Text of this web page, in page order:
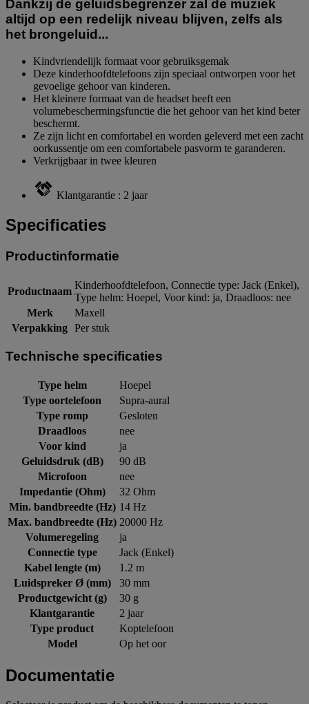
Dankzij de geluidsbegrenzer zal de muziek
altijd op een redelijk niveau blijven, zelfs als
het brongeluid...
Kindvriendelijk formaat voor gebruiksgemak
Deze kinderhoofdtelefoons zijn speciaal ontworpen voor het
gevoelige gehoor van kinderen.
Het kleinere formaat van de headset heeft een
volumebeschermingsfunctie die het gehoor van het kind beter
beschermt.
Ze zijn licht en comfortabel en worden geleverd met een zacht
oorkussentje om een comfortabele pasvorm te garanderen.
Verkrijgbaar in twee kleuren
Klantgarantie : 2 jaar
Specificaties
Productinformatie
Productnaam
Kinderhoofdtelefoon, Connectie type: Jack (Enkel),
Type helm: Hoepel, Voor kind: ja, Draadloos: nee
Merk
Maxell
Verpakking Per stuk
Technische specificaties
Type helm
Hoepel
Type oortelefoon
Supra-aural
Type romp
Gesloten
Draadloos
nee
Voor kind
ja
Geluidsdruk (dB)
90 dB
Microfoon
nee
Impedantie (Ohm)
32 Ohm
Min. bandbreedte (Hz) 14 Hz
Max. bandbreedte (Hz) 20000 Hz
Volumeregeling
ja
Connectie type
Jack (Enkel)
Kabel lengte (m)
1.2 m
Luidspreker Ø (mm)
30 mm
Productgewicht (g)
30 g
Klantgarantie
2 jaar
Type product
Koptelefoon
Model
Op het oor
Documentatie